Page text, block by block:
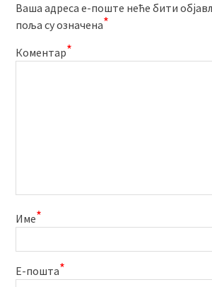
Ваша адреса е-поште неће бити
поља су означена*
Коментар*
Име*
Е-пошта*